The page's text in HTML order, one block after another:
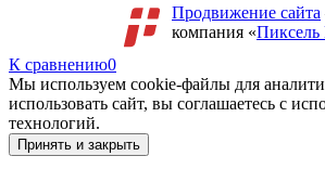
Продвижение сайта
компания «
К сравнению0
Мы используем cookie-файлы для
использовать сайт, вы соглашаетесь с
технологий.
Принять и закрыть